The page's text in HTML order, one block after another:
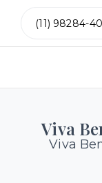
(11) 98284-
Viva
Viva